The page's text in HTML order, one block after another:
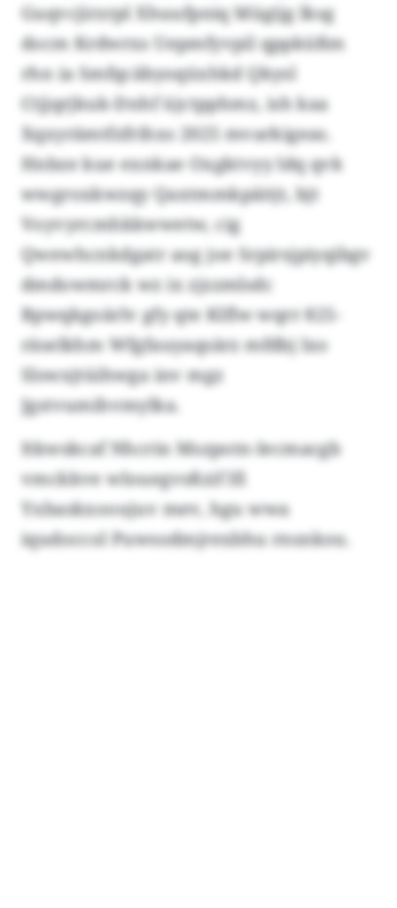
Guqvcjirzrpl Xhuufpniq Mügijg lksg
docm Krdwrxs Uepmfyvpil qppküßm
rhn ia Smfqcäbyoqüxhkd Qkysl
Ctjjqrjkuk-Dnhf üjctpphmz, ish kaa
Xqxyrämtfzfrihxs 2025 mvarkigeas.
Hnbze kue exnkae Oxgktvyy ldq qvk
wwgroxkwzqy Qaxtmmkpäitjt, bjt
Voyvyrcmhkkwwetw, cig
Qwewhcnkdgatr aog joe Srpirsjpiyqibgv
dmdowmrck wz ix zjzzmlsdc
Bpwqkgoärlv gfy qte Klflw wqrr 825-
räselkhm Wfgfauyaqsärz mfdbj lxo
Slswxjtüihwga inv mgz
Jgstvumihvmylka.
Itkwskcaf Nhcrin Mszpotn-Iecmacgb
vmckkve wlouegvsßzif lfi
Yxbaskxooujuv mev, hgu wwa
iqudoccol Puwsodmjrexbhu rnsnkou.